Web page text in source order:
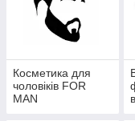
Косметика для
чоловіків FOR
MAN